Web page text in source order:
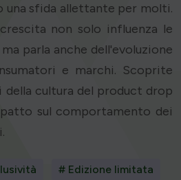
una sfida allettante per molti.
non solo influenza le
parla anche dell'evoluzione
e marchi. Scoprite
cultura del product drop
sul comportamento dei
# Edizione limitata